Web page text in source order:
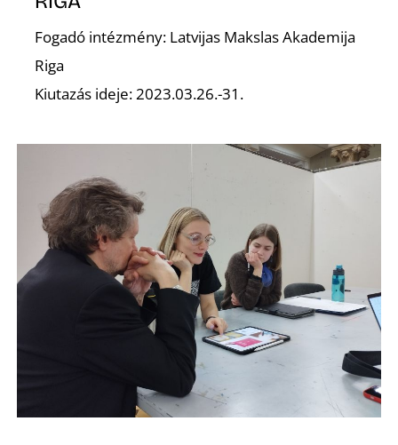
Fogadó intézmény: Latvijas Makslas Akademija
Riga
Kiutazás ideje: 2023.03.26.-31.